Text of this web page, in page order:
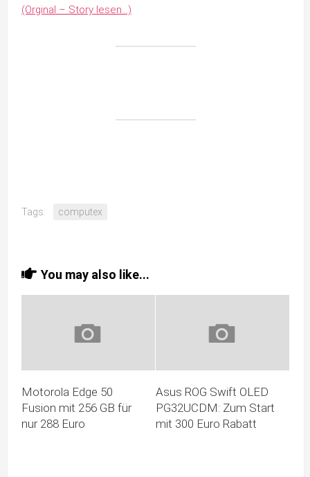
(Orginal – Story lesen…)
Tags: computex
You may also like...
Motorola Edge 50
Fusion mit 256 GB für
nur 288 Euro
Asus ROG Swift OLED
PG32UCDM: Zum Start
mit 300 Euro Rabatt